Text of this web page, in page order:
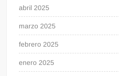
abril 2025
marzo 2025
febrero 2025
enero 2025